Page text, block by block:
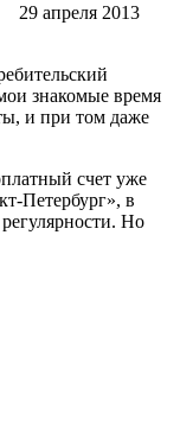
29 апреля 2013
знакомые время
и при том даже
счет уже
Петербург», в
Но